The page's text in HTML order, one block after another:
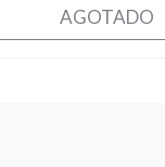
AGOTADO